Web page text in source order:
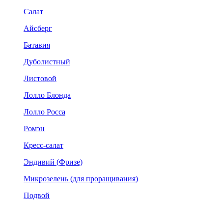
Салат
Айсберг
Батавия
Дуболистный
Листовой
Лолло Блонда
Лолло Росса
Ромэн
Кресс-салат
Эндивий (Фризе)
Микрозелень (для проращивания)
Подвой